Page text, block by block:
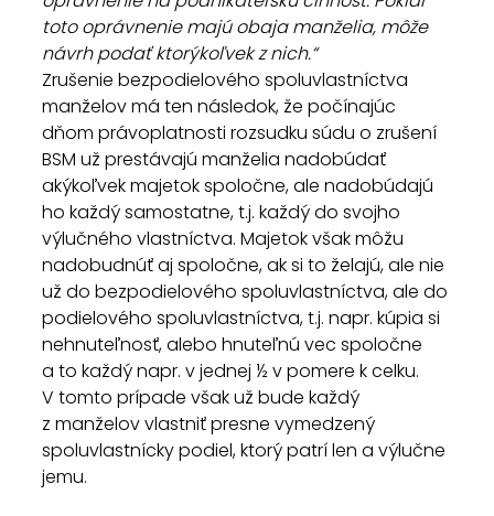
toto oprávnenie majú obaja manželia, môže
návrh podať ktorýkoľvek z nich.“
Zrušenie bezpodielového spoluvlastníctva
manželov má ten následok, že počínajúc
dňom právoplatnosti rozsudku súdu o zrušení
BSM už prestávajú manželia nadobúdať
akýkoľvek majetok spoločne, ale nadobúdajú
ho každý samostatne, t.j. každý do svojho
výlučného vlastníctva. Majetok však môžu
nadobudnúť aj spoločne, ak si to želajú, ale nie
už do bezpodielového spoluvlastníctva, ale do
podielového spoluvlastníctva, t.j. napr. kúpia si
nehnuteľnosť, alebo hnuteľnú vec spoločne
a to každý napr. v jednej ½ v pomere k celku.
V tomto prípade však už bude každý
z manželov vlastniť presne vymedzený
spoluvlastnícky podiel, ktorý patrí len a výlučne
jemu.